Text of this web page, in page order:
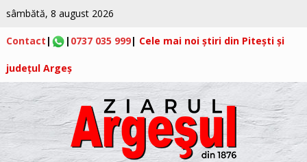
sâmbătă, 8 august 2026
Contact | | 0737 035 999| Cele mai noi știri din Pitești și
județul Argeș